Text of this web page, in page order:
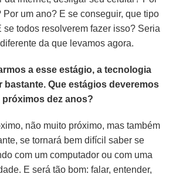
Por um ano? E se conseguir, que tipo
se todos resolverem fazer isso? Seria
da que levamos agora.
a esse estágio, a tecnologia
bastante. Que estágios deveremos
dez anos?
não muito próximo, mas também
se tornará bem difícil saber se
com um computador ou com uma
E será tão bom: falar, entender,